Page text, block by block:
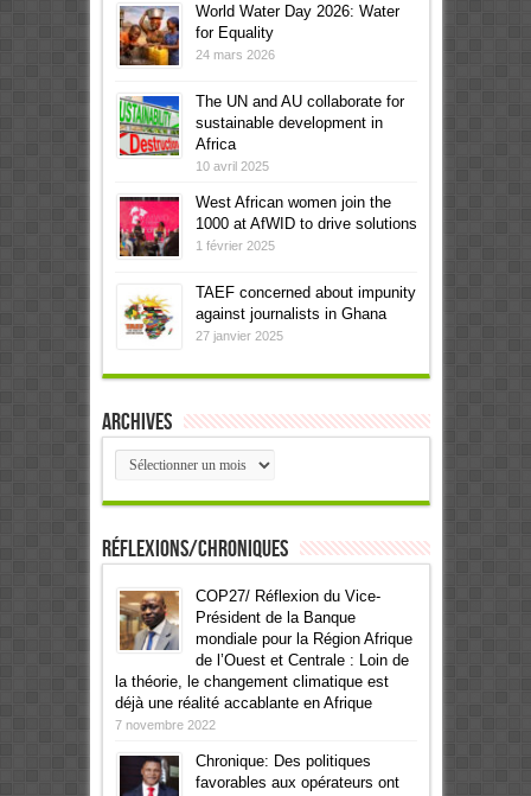
World Water Day 2026: Water
for Equality
24 mars 2026
The UN and AU collaborate for
sustainable development in
Africa
10 avril 2025
West African women join the
1000 at AfWID to drive solutions
1 février 2025
TAEF concerned about impunity
against journalists in Ghana
27 janvier 2025
Archives
Archives
Réflexions/Chroniques
COP27/ Réflexion du Vice-
Président de la Banque
mondiale pour la Région Afrique
de l’Ouest et Centrale : Loin de
la théorie, le changement climatique est
déjà une réalité accablante en Afrique
7 novembre 2022
Chronique: Des politiques
favorables aux opérateurs ont